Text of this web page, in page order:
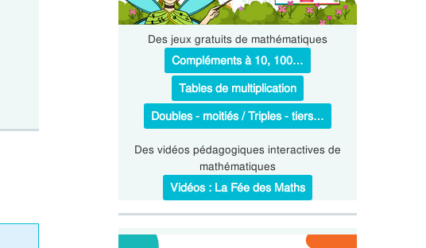
Des jeux gratuits de mathématiques
Compléments à 10, 100…
Tables de multiplication
Doubles - moitiés / Triples - tiers…
Des vidéos pédagogiques interactives de
mathématiques
Vidéos : La Fée des Maths